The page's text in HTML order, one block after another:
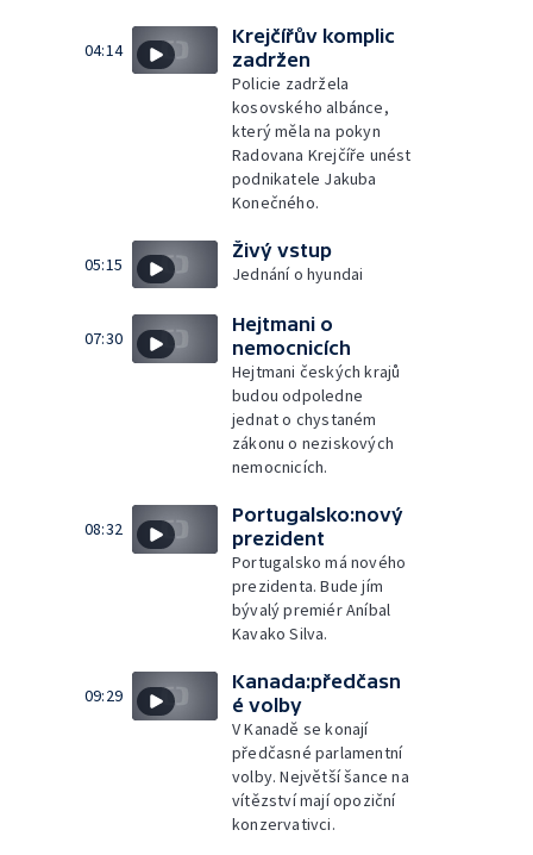
04:14
Krejčířův komplic
zadržen
Policie zadržela
kosovského albánce,
který měla na pokyn
Radovana Krejčíře unést
podnikatele Jakuba
Konečného.
05:15
Živý vstup
Jednání o hyundai
07:30
Hejtmani o
nemocnicích
Hejtmani českých krajů
budou odpoledne
jednat o chystaném
zákonu o neziskových
nemocnicích.
08:32
Portugalsko:nový
prezident
Portugalsko má nového
prezidenta. Bude jím
bývalý premiér Aníbal
Kavako Silva.
09:29
Kanada:předčasn
é volby
V Kanadě se konají
předčasné parlamentní
volby. Největší šance na
vítězství mají opoziční
konzervativci.